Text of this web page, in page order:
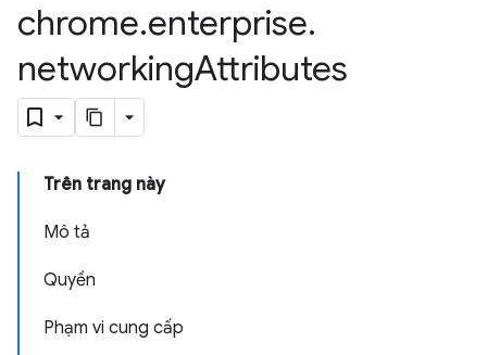
chrome.enterprise.
networkingAttributes
Trên trang này
Mô tả
Quyền
Phạm vi cung cấp